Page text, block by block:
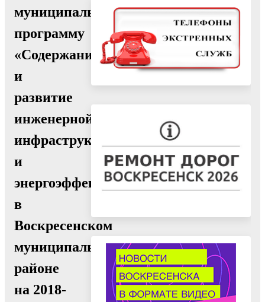
муниципальную
программу
«Содержание
и
развитие
инженерной
инфраструктуры
и
энергоэффективности
в
Воскресенском
муниципальном
районе
на 2018-